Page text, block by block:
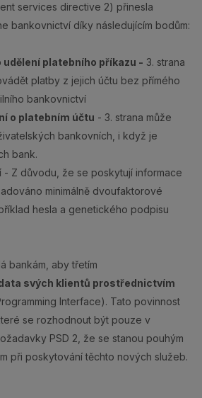
services directive 2) přinesla
bankovnictví díky následujícím bodům:
udělení platebního příkazu - 3. strana
platby z jejich účtu bez přímého
bankovnictví
o platebním účtu - 3. strana může
bankovních, i když je
bank.
- Z důvodu, že se poskytují informace
minimálně dvoufaktorové
hesla a genetického podpisu
bankám, aby třetím
svých klientů prostřednictvím
Interface). Tato povinnost
se rozhodnout být pouze v
PSD 2, že se stanou pouhým
při poskytování těchto nových služeb.